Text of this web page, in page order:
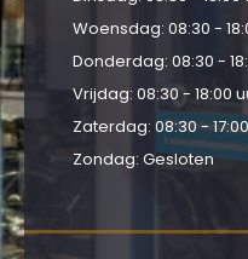
Woensdag: 08:30 -
Donderdag: 08:30 -
Vrijdag: 08:30 - 18:00
Zaterdag: 08:30 -
Zondag: Gesloten